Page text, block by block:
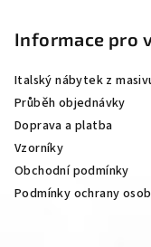
Informace pro
Italský nábytek z
Průběh objednávky
Doprava a platba
Vzorníky
Obchodní podmínky
Podmínky ochrany